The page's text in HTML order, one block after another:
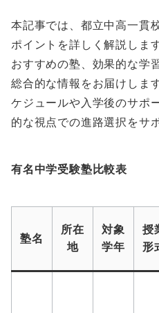
本記事では、都立中高一貫
ポイントを詳しく解説しま
おすすめの塾、効果的な学
総合的な情報をお届けしま
ケジュールや入学後のサポ
的な視点での進路選択をサ
有名中学受験塾比較表
塾名
所在
地
対象
学年
授
形